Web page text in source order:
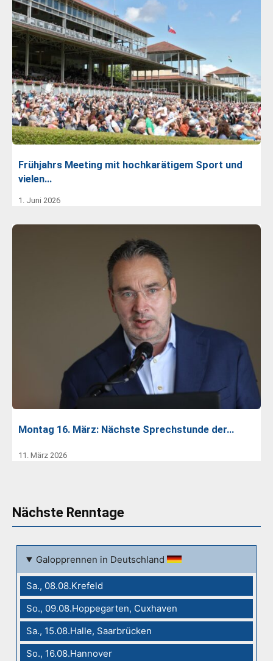
Frühjahrs Meeting mit hochkarätigem Sport und
vielen…
1. Juni 2026
Montag 16. März: Nächste Sprechstunde der…
11. März 2026
Nächste Renntage
Galopprennen in Deutschland
Sa., 08.08.Krefeld
So., 09.08.Hoppegarten, Cuxhaven
Sa., 15.08.Halle, Saarbrücken
So., 16.08.Hannover